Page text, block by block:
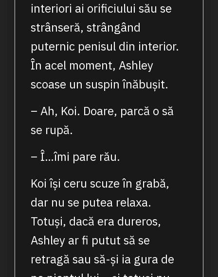
interiori ai orificiului său se
strânseră, strângând
puternic penisul din interior.
În acel moment, Ashley
scoase un suspin înăbușit.
– Ah, Koi. Doare, parcă o să
se rupă.
– Î…îmi pare rău.
Koi își ceru scuze în grabă,
dar nu se putea relaxa.
Totuși, dacă era dureros,
Ashley ar fi putut să se
retragă sau să-și ia gura de